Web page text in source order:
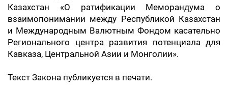
Казахстан «О ратификации Меморандума о
взаимопонимании между Республикой Казахстан
и Международным Валютным Фондом касательно
Регионального центра развития потенциала для
Кавказа, Центральной Азии и Монголии».
Текст Закона публикуется в печати.